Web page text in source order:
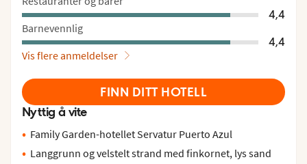
4,4
Barnevennlig
4,4
Vis flere anmeldelser
FINN DITT HOTELL
Nyttig å vite
Family Garden-hotellet Servatur Puerto Azul
Langgrunn og velstelt strand med finkornet, lys sand